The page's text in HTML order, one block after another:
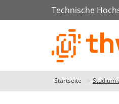
Technische
Startseite Studium